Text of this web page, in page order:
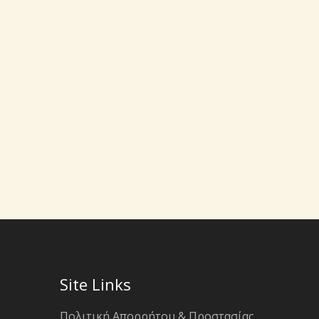
Site Links
Πολιτική Απορρήτου & Προστασίας